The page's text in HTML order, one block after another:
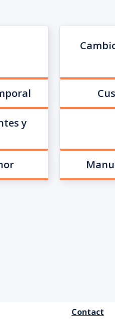
y
FOOTER
Contact